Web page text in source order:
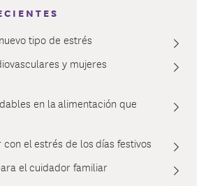
tipo de estrés
y mujeres
en la alimentación que
el estrés de los días festivos
el cuidador familiar